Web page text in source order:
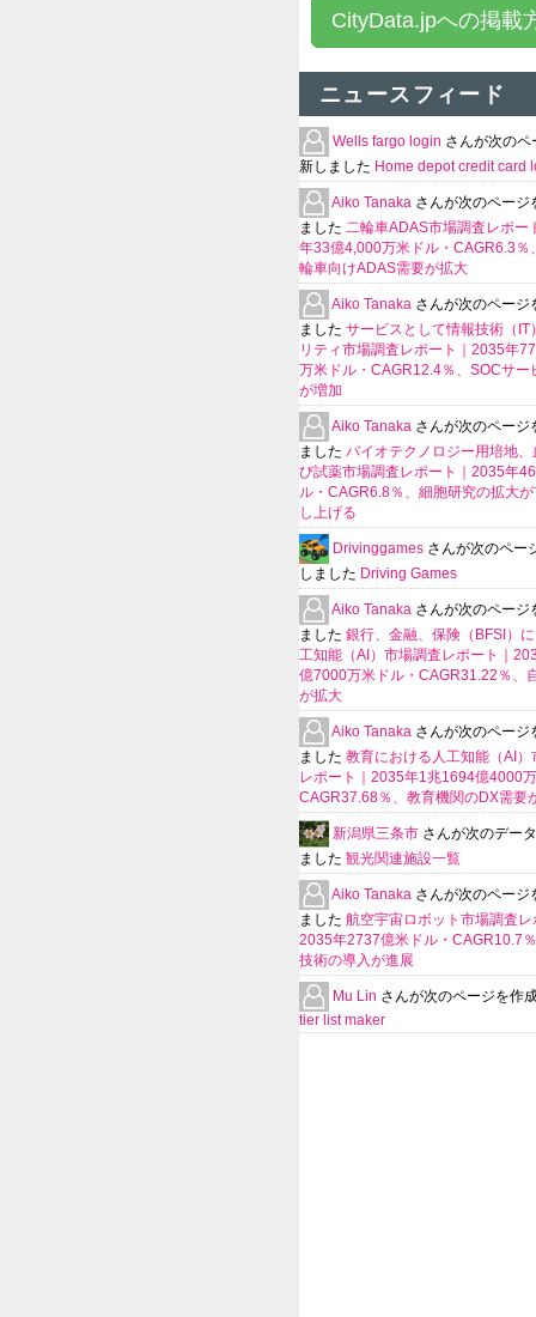
CityData.jpへの掲載
ニュースフィード
Wells fargo login さんが次のペ
新しました Home depot credit card
Aiko Tanaka さんが次のページ
ました 二輪車ADAS市場調査レポー
年33億4,000万米ドル・CAGR6.3％
輪車向けADAS需要が拡大
Aiko Tanaka さんが次のページ
ました サービスとして情報技術（IT
リティ市場調査レポート｜2035年
万米ドル・CAGR12.4％、SOCサー
が増加
Aiko Tanaka さんが次のページ
ました バイオテクノロジー用培地、
び試薬市場調査レポート｜2035年
ル・CAGR6.8％、細胞研究の拡大
し上げる
Drivinggames さんが次のペー
しました Driving Games
Aiko Tanaka さんが次のページ
ました 銀行、金融、保険（BFSI）
工知能（AI）市場調査レポート｜
億7000万米ドル・CAGR31.22％、
が拡大
Aiko Tanaka さんが次のページ
ました 教育における人工知能（AI）
レポート｜2035年1兆1694億4000
CAGR37.68％、教育機関のDX需要
新潟県三条市 さんが次のデー
ました 観光関連施設一覧
Aiko Tanaka さんが次のページ
ました 航空宇宙ロボット市場調査レ
2035年2737億米ドル・CAGR10.7
技術の導入が進展
Mu Lin さんが次のページを作
tier list maker